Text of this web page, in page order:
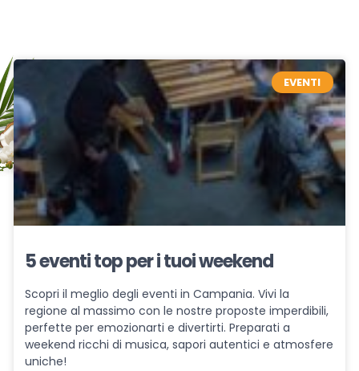
EVENTI
5 eventi top per i tuoi weekend
Scopri il meglio degli eventi in Campania. Vivi la
regione al massimo con le nostre proposte imperdibili,
perfette per emozionarti e divertirti. Preparati a
weekend ricchi di musica, sapori autentici e atmosfere
uniche!